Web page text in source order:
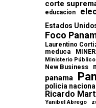
corte
educacion
Estados
Foco
Laurentino
meduca
Ministerio Público
New Business
panama
policia nacional
Ricardo
Yanibel Abrego